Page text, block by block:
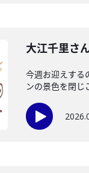
大江千里さ
今週お迎えする
ンの景色を閉じ